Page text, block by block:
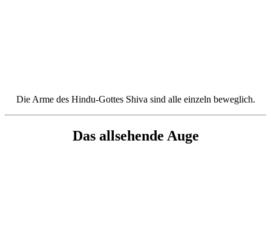
Die Arme des Hindu-Gottes Shiva sind alle einzeln beweglich.
Das allsehende Auge